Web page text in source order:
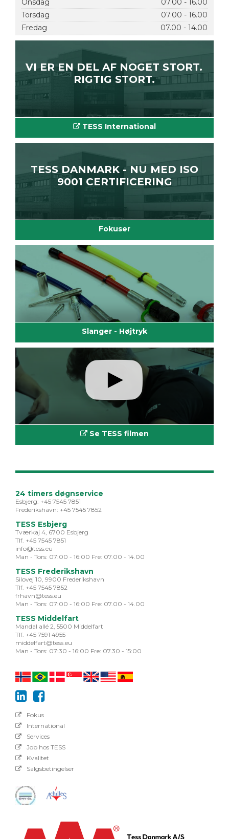
Onsdag
07.00 - 16.00
Torsdag
07.00 - 16.00
Fredag
07.00 - 14.00
VI ER EN DEL AF NOGET STORT.
RIGTIG STORT.
TESS International
TESS DANMARK - NU MED ISO
9001 CERTIFICERING
Fokuser
Slanger - Højtryk
Se TESS filmen
24 timers døgnservice
Esbjerg: +45 7545 7851
Frederikshavn: +45 7545 7852
TESS Esbjerg
Tværkaj 4, 6700 Esbjerg
Tlf. +45 7545 7851
info@tess.eu
Man - Tors: 07:00 - 16:00 Fre: 07.00 - 14.00
TESS Frederikshavn
Silovej 10, 9900 Frederikshavn
Tlf. +45 7545 7852
frhavn@tess.eu
Man - Tors: 07:00 - 16:00 Fre: 07.00 - 14.00
TESS Middelfart
Mandal allé 2, 5500 Middelfart
Tlf. +45 7591 4955
middelfart@tess.eu
Man - Tors: 07:30 - 16:00 Fre: 07.30 - 15:00
Fokus
International
Services
Job hos TESS
Kvalitet
Salgsbetingelser